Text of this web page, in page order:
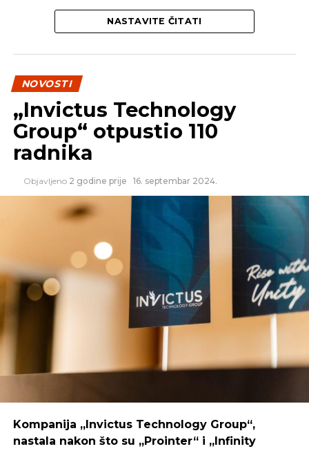
konferencije da se stručnoj javnosti, ali i širem
auditorijumu prezentuje tržište kapitala i sve
plasiraju dio svojih sredstava i ostvare pasivnu
zaradu.
“Naši građani svoja slobodna sredstva
usmjeravaju prvenstveno u depozite u
bankama, a oni koji imaju veće iznose
sredstava na raspolaganju, najčešće se
Srpske u bankama trenutno drži preko pet
milijardi maraka u vidu depozita, na koje banke
plaćaju kamatu od oko 2%, što je nedovoljno
da se pokrije trošak inflacije.
Tržište kapitala nudi brojne atraktivne opcije
za ulaganje, ali ih građani nedovoljno koriste,
vjerovatno zbog loše informisanosti. U
razvijenim državama većina stanovnika ulaže
dio svojih prihoda i imovine u finansijske
instrumente poput akcija, obveznica i udjela u
investicionim fondovima, zato što ovi
zaradu u odnosu na štednju u banci”, objašnjava
Kajkut.
Organizatori konferencije su se potrudili da u
NASTAVITE ČITATI
NOVOSTI
„Invictus Technology
Group“ otpustio 110
radnika
Objavljeno 2 godine prije 16. septembar 2024.
Kompanija „Invictus Technology Group“,
nastala nakon što su „Prointer“ i „Infinity